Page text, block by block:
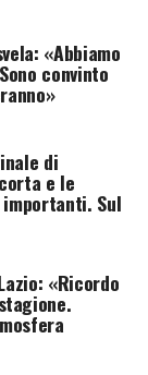
«Abbiamo
convinto
di
e le
Sul
«Ricordo